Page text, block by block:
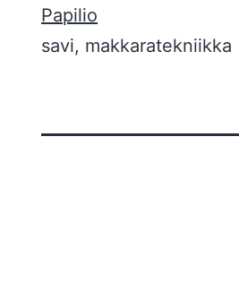
Papilio
savi, makkaratekniikka